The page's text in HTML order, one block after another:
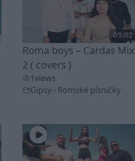
05:02
Roma boys – Cardas Mix
2 ( covers )
1views
Gipsy - Romské písničky